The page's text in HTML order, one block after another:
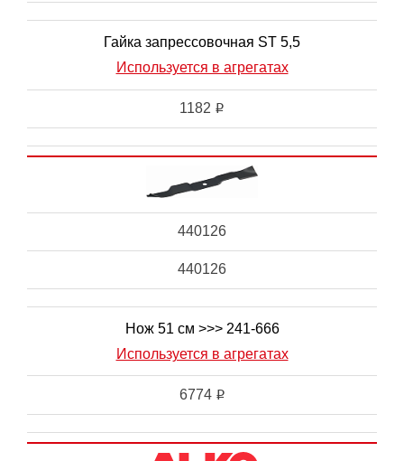
Гайка запрессовочная ST 5,5
Используется в агрегатах
1182 i
440126
440126
Нож 51 см >>> 241-666
Используется в агрегатах
6774 i